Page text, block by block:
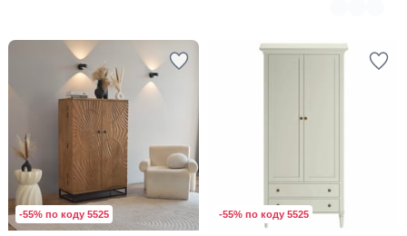
-55% по коду 5525 -55% по коду 5525